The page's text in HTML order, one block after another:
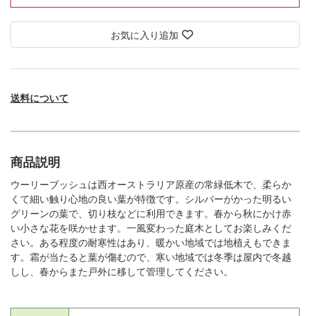
お気に入り追加
送料について
商品説明
ウーリーブッシュは西オーストラリア原産の常緑低木で、柔らか
くて細い触り心地の良い葉が特徴です。シルバーがかった明るい
グリーンの葉で、切り枝などに利用できます。春から秋にかけ赤
い小さな花を咲かせます。一風変わった庭木としてお楽しみくだ
さい。ある程度の耐寒性はあり、暖かい地域では地植えもできま
す。霜が当たると葉が傷むので、寒い地域では冬季は屋内で冬越
しし、春からまた戸外に移して管理してください。